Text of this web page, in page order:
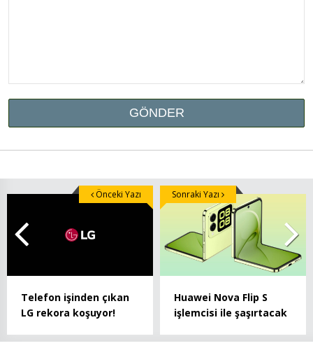
Telefon işinden çıkan
LG rekora koşuyor!
Önceki Yazı
Huawei Nova Flip S
işlemcisi ile şaşırtacak
Sonraki Yazı